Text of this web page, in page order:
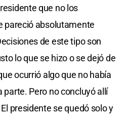
que no los
pareció absolutamente
de este tipo son
lo que se hizo o se dejó de
ocurrió algo que no había
parte. Pero no concluyó allí
presidente se quedó solo y